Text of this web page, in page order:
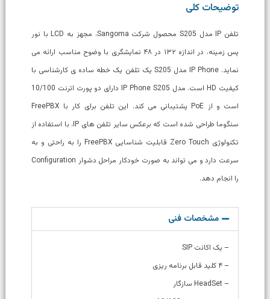
توضیحات کلی
تلفن IP مدل S205 محصول شرکت Sangoma، مجهز به LCD با نور
پس زمینه، در اندازه ۱۳۲ در ۴۸ نمایشگری با وضوح مناسب ارائه می
نماید. IP Phone مدل S205 یک تلفن یک خطه ساده ی کارشناسی با
کیفیت HD است. مدل IP Phone S205 دارای دو پورت اترنت 10/100
است و از PoE پشتیبانی می کند. این تلفن برای کار با FreePBX
سنگوما طراحی شده است که برعکس سایر تلفن های IP، با استفاده از
تکنولوژی Zero Touch قابلیت شناسایی FreePBX را به راحتی و به
سرعت دارد و می تواند به صورت خودکار مراحل دشوار Configuration
را انجام دهد.
مشخصات فنی
– یک اکانت SIP
– ۴ کلید قابل برنامه ریزی
– HeadSet سازگار